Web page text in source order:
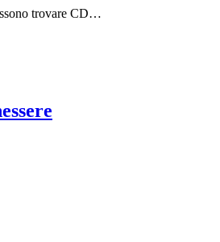
trovare CD…